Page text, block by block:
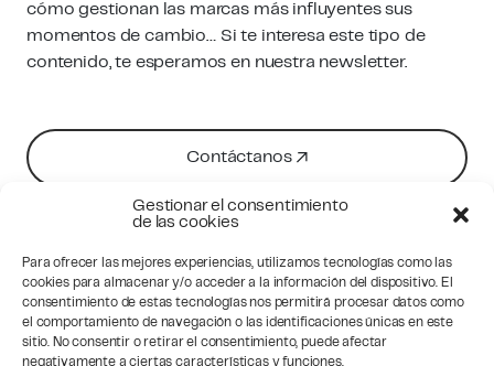
Gestionar el consentimiento
de las cookies
Para ofrecer las mejores experiencias, utilizamos tecnologías como las
cookies para almacenar y/o acceder a la información del dispositivo. El
consentimiento de estas tecnologías nos permitirá procesar datos como
el comportamiento de navegación o las identificaciones únicas en este
sitio. No consentir o retirar el consentimiento, puede afectar
negativamente a ciertas características y funciones.
cómo gestionan las marcas más influyentes sus
momentos de cambio… Si te interesa este tipo de
contenido, te esperamos en nuestra newsletter.
Contáctanos